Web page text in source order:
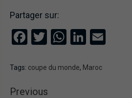
Partager sur:
Facebook
Twitter
WhatsApp
Tags: coupe du monde, Maroc
Previous